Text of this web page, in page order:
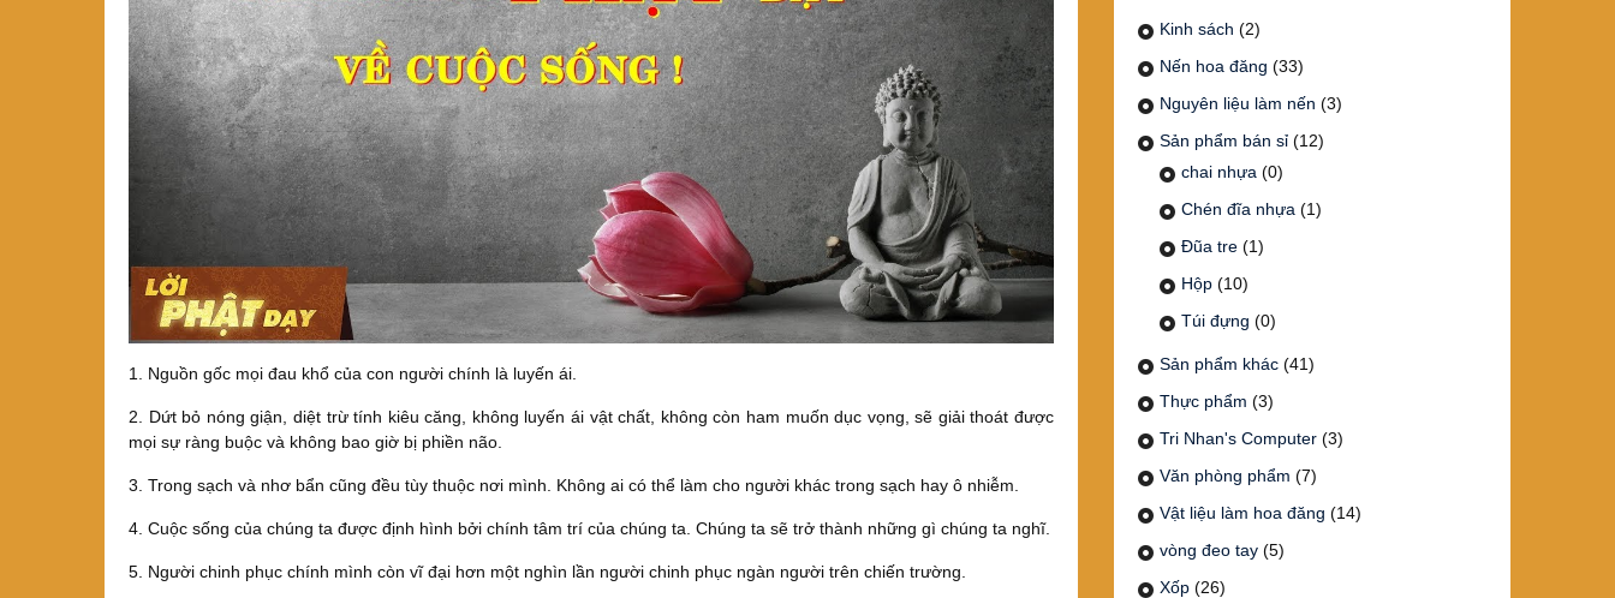
1. Nguồn gốc mọi đau khổ của con người chính là luyến ái.
2. Dứt bỏ nóng giận, diệt trừ tính kiêu căng, không luyến ái vật chất, không còn ham muốn dục vọng, sẽ giải thoát được
mọi sự ràng buộc và không bao giờ bị phiền não.
3. Trong sạch và nhơ bẩn cũng đều tùy thuộc nơi mình. Không ai có thể làm cho người khác trong sạch hay ô nhiễm.
4. Cuộc sống của chúng ta được định hình bởi chính tâm trí của chúng ta. Chúng ta sẽ trở thành những gì chúng ta nghĩ.
5. Người chinh phục chính mình còn vĩ đại hơn một nghìn lần người chinh phục ngàn người trên chiến trường.
Kinh sách (2)
Nến hoa đăng (33)
Nguyên liệu làm nến (3)
Sản phẩm bán sỉ (12)
chai nhựa (0)
Chén đĩa nhựa (1)
Đũa tre (1)
Hộp (10)
Túi đựng (0)
Sản phẩm khác (41)
Thực phẩm (3)
Tri Nhan's Computer (3)
Văn phòng phẩm (7)
Vật liệu làm hoa đăng (14)
vòng đeo tay (5)
Xốp (26)